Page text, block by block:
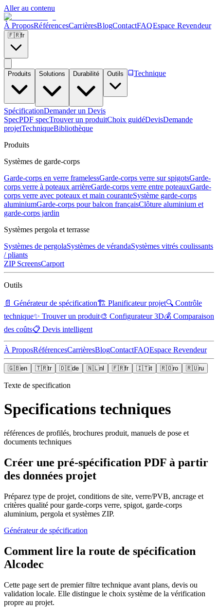
Aller au contenu
À ProposRéférencesCarrièresBlogContactFAQEspace Revendeur
🇫🇷fr
Produits Solutions Durabilité Outils Technique
SpécificationDemander un Devis
SpecPDF specTrouver un produitChoix guidéDevisDemande
projetTechniqueBibliothèque
Produits
Systèmes de garde-corps
Garde-corps en verre framelessGarde-corps verre sur spigotsGarde-
corps verre à poteaux arrièreGarde-corps verre entre poteauxGarde-
corps verre avec poteaux et main couranteSystème garde-corps
aluminiumGarde-corps pour balcon françaisClôture aluminium et
garde-corps jardin
Systèmes pergola et terrasse
Systèmes de pergolaSystèmes de vérandaSystèmes vitrés coulissants
/ pliants
ZIP ScreensCarport
Outils
📄 Générateur de spécification🏗️ Planificateur projet🔍 Contrôle
technique✨ Trouver un produit🎨 Configurateur 3D💰 Comparaison
des coûts📋 Devis intelligent
À ProposRéférencesCarrièresBlogContactFAQEspace Revendeur
🇬🇧en 🇹🇷tr 🇩🇪de 🇳🇱nl 🇫🇷fr 🇮🇹it 🇷🇴ro 🇷🇺ru
Texte de specification
Specifications techniques
références de profilés, brochures produit, manuels de pose et
documents techniques
Créer une pré-spécification PDF à partir
des données projet
Préparez type de projet, conditions de site, verre/PVB, ancrage et
critères qualité pour garde-corps verre, spigot, garde-corps
aluminium, pergola et systèmes ZIP.
Générateur de spécification
Comment lire la route de spécification
Alcodec
Cette page sert de premier filtre technique avant plans, devis ou
validation locale. Elle distingue le choix système de la vérification
propre au projet.